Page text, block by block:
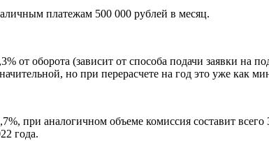
платежам 500 000 рублей в месяц.
от оборота (зависит от способа подачи заявки на
но при перерасчете на год это уже как
при аналогичном объеме комиссия составит
года.